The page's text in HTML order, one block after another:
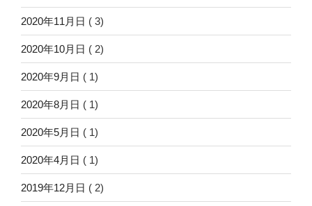
2020年11月日 ( 3)
2020年10月日 ( 2)
2020年9月日 ( 1)
2020年8月日 ( 1)
2020年5月日 ( 1)
2020年4月日 ( 1)
2019年12月日 ( 2)